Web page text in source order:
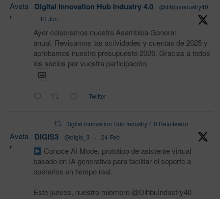
Avata
r
Digital Innovation Hub Industry 4.0
@dihbuindustry40
·
10 Jun
Ayer celebramos nuestra Asamblea General
anual. Revisamos las actividades y cuentas de 2025 y
aprobamos nuestro presupuesto 2026. Gracias a todos
los socios por vuestra participación.
Twitter
Digital Innovation Hub Industry 4.0 Retuiteado
Avata
r
DIGIS3 @digis_3 · 24 Feb
Conoce AI Mode, prototipo de asistente virtual
basado en IA generativa para facilitar el soporte a
operarios en tiempo real.
Este jueves, nuestro miembro @DihbuIndustry40